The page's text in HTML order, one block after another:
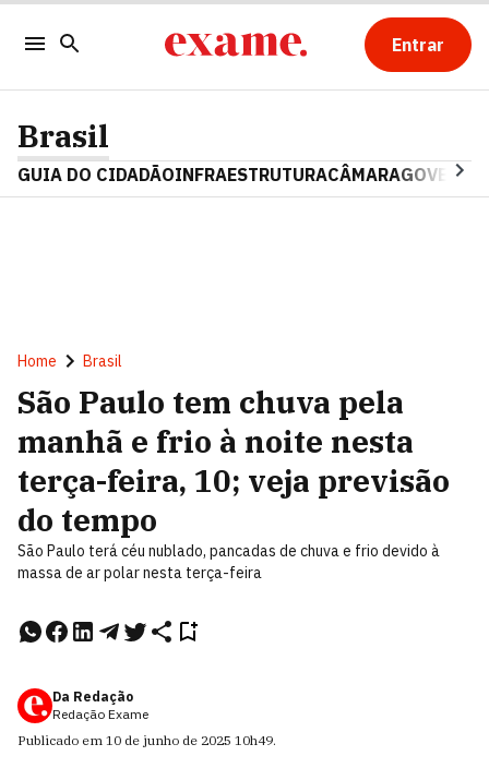
Entrar
Brasil
GUIA DO CIDADÃOINFRAESTRUTURACÂMARAGOVERNO
Home Brasil
São Paulo tem chuva pela
manhã e frio à noite nesta
terça-feira, 10; veja previsão
do tempo
São Paulo terá céu nublado, pancadas de chuva e frio devido à
massa de ar polar nesta terça-feira
Da Redação
Redação Exame
Publicado em 10 de junho de 2025 10h49.